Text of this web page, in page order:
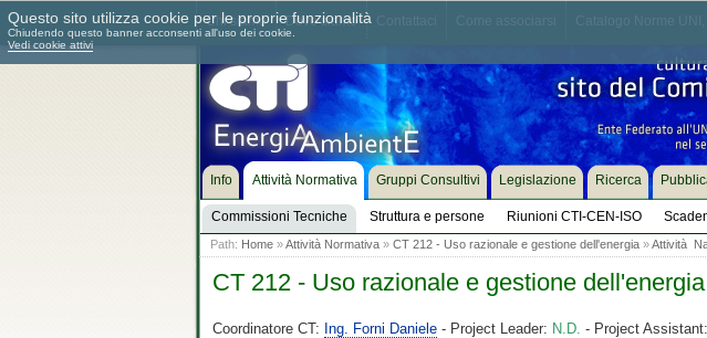
Chi siamo Dove siamo
Info Attività Normativa
Commissioni Tecniche Struttura e persone Riunioni CTI-CEN-ISO
Gruppi Consultivi Legislazione Ricerca
Path: Home»Attività Normativa» CT 212 - Uso razionale e gestione dell'energia»Attività
CT 212 - Uso razionale e gestione dell'energia
Coordinatore CT: Ing. Forni Daniele- Project Leader: N.D. - Project Assistant:
Questo sito utilizza cookie per le proprie funzionalità
Chiudendo questo banner acconsenti all'uso dei cookie.
Vedi cookie attivi